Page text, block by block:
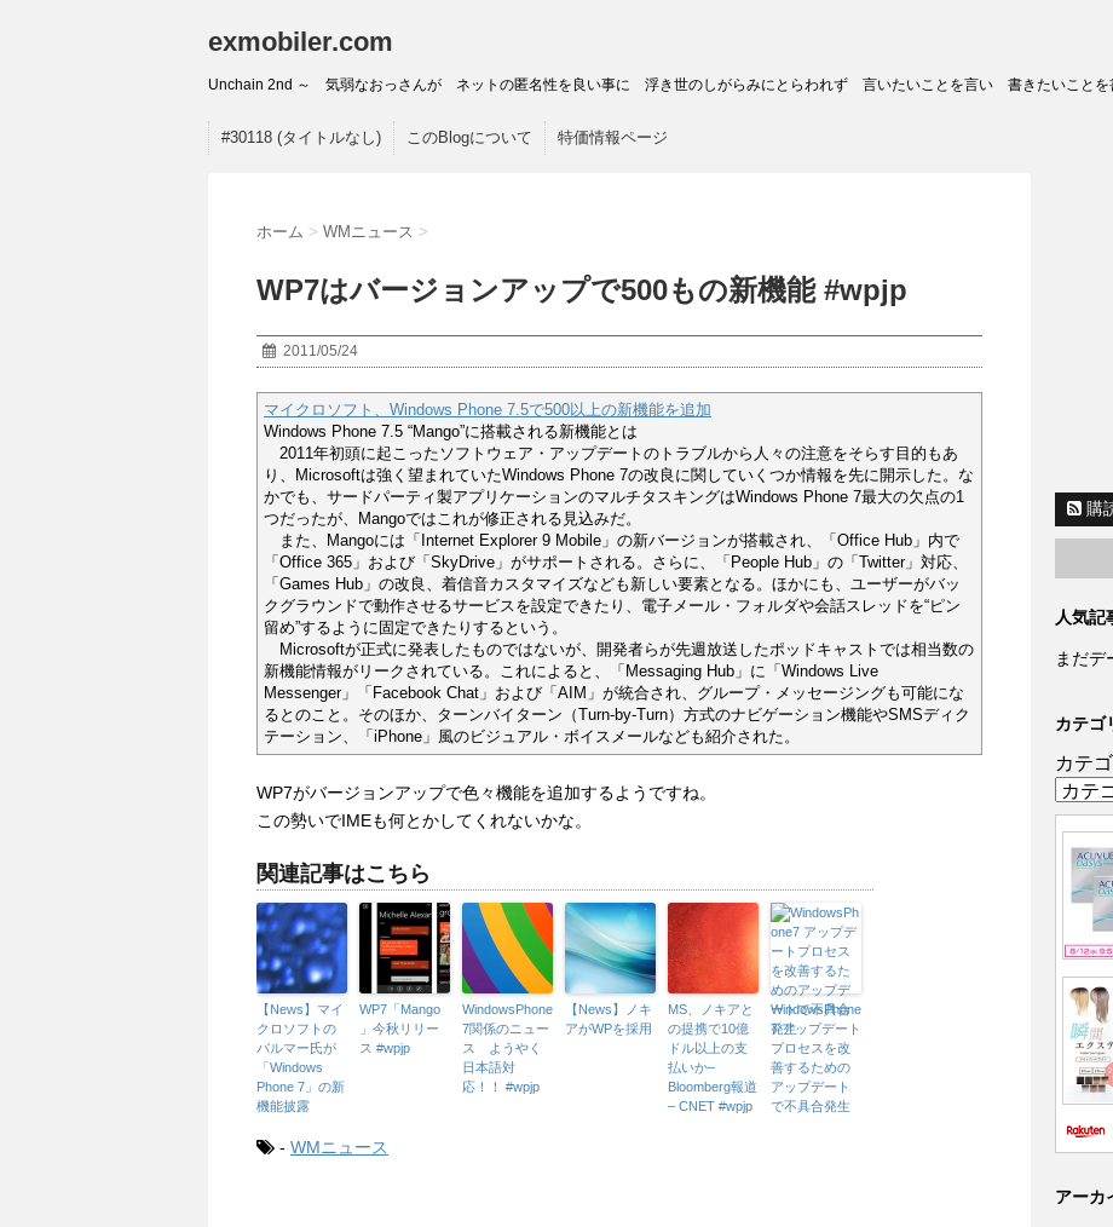
exmobiler.com
Unchain 2nd ～ 気弱なおっさんが ネットの匿名性を良い事に 浮き世のしがらみにとらわれず 言いたいことを言い 書きたいこと
#30118 (タイトルなし) このBlogについて 特価情報ページ
ホーム > WMニュース >
WP7はバージョンアップで500もの新機能 #wpjp
2011/05/24
マイクロソフト、Windows Phone 7.5で500以上の新機能を追加
Windows Phone 7.5 “Mango”に搭載される新機能とは
2011年初頭に起こったソフトウェア・アップデートのトラブルから人々の注意をそらす目的もあ
り、Microsoftは強く望まれていたWindows Phone 7の改良に関していくつか情報を先に開示した。な
かでも、サードパーティ製アプリケーションのマルチタスキングはWindows Phone 7最大の欠点の1
つだったが、Mangoではこれが修正される見込みだ。
また、Mangoには「Internet Explorer 9 Mobile」の新バージョンが搭載され、「Office Hub」内で
「Office 365」および「SkyDrive」がサポートされる。さらに、「People Hub」の「Twitter」対応、
「Games Hub」の改良、着信音カスタマイズなども新しい要素となる。ほかにも、ユーザーがバッ
クグラウンドで動作させるサービスを設定できたり、電子メール・フォルダや会話スレッドを“ピン
留め”するように固定できたりするという。
Microsoftが正式に発表したものではないが、開発者らが先週放送したポッドキャストでは相当数の
新機能情報がリークされている。これによると、「Messaging Hub」に「Windows Live
Messenger」「Facebook Chat」および「AIM」が統合され、グループ・メッセージングも可能にな
るとのこと。そのほか、ターンバイターン（Turn-by-Turn）方式のナビゲーション機能やSMSディク
テーション、「iPhone」風のビジュアル・ボイスメールなども紹介された。
WP7がバージョンアップで色々機能を追加するようですね。
この勢いでIMEも何とかしてくれないかな。
関連記事はこちら
【News】マイ
クロソフトの
バルマー氏が
「Windows
Phone 7」の新
機能披露
WP7「Mango
」今秋リリー
ス #wpjp
WindowsPhone
7関係のニュー
ス ようやく
日本語対
応！！ #wpjp
【News】ノキ
アがWPを採用
MS、ノキアと
の提携で10億
ドル以上の支
払いか–
Bloomberg報道
– CNET #wpjp
WindowsPhone
7 アップデート
プロセスを改
善するための
アップデート
で不具合発生
- WMニュース
購
人気記
まだデ
カテゴ
カテ
アーカ